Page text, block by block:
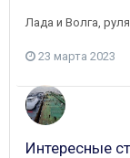
Лада и Волга,
23 марта 2023
Интересные